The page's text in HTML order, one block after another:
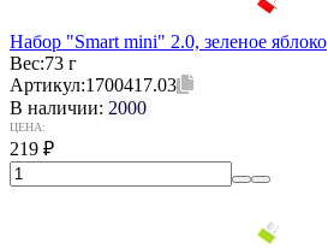
Набор "Smart mini" 2.0, зеленое яблоко
Вес:73 г
Артикул:1700417.03
В наличии: 2000
ЦЕНА:
219 ₽